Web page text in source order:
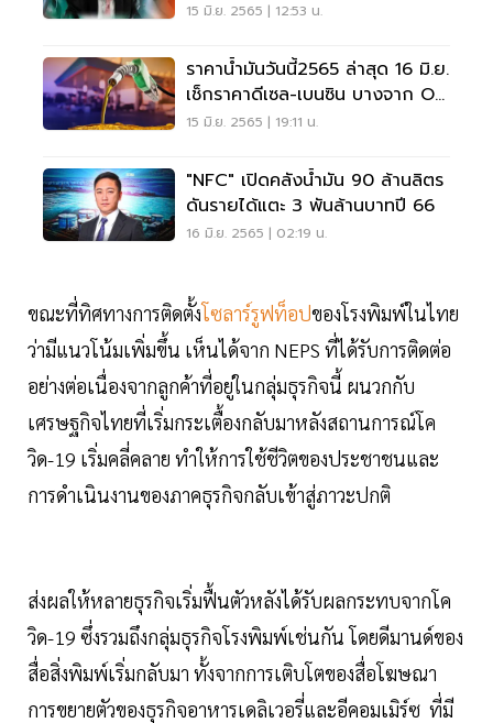
15 มิ.ย. 2565 | 12:53 น.
ราคาน้ำมันวันนี้2565 ล่าสุด 16 มิ.ย.
เช็กราคาดีเซล-เบนซิน บางจาก OR
ที่นี่
15 มิ.ย. 2565 | 19:11 น.
"NFC" เปิดคลังน้ำมัน 90 ล้านลิตร
ดันรายได้แตะ 3 พันล้านบาทปี 66
16 มิ.ย. 2565 | 02:19 น.
ขณะที่ทิศทางการติดตั้งโซลาร์รูฟท็อปของโรงพิมพ์ในไทย
ว่ามีแนวโน้มเพิ่มขึ้น เห็นได้จาก NEPS ที่ได้รับการติดต่อ
อย่างต่อเนื่องจากลูกค้าที่อยู่ในกลุ่มธุรกิจนี้ ผนวกกับ
เศรษฐกิจไทยที่เริ่มกระเตื้องกลับมาหลังสถานการณ์โค
วิด-19 เริ่มคลี่คลาย ทำให้การใช้ชีวิตของประชาชนและ
การดำเนินงานของภาคธุรกิจกลับเข้าสู่ภาวะปกติ
ส่งผลให้หลายธุรกิจเริ่มฟื้นตัวหลังได้รับผลกระทบจากโค
วิด-19 ซึ่งรวมถึงกลุ่มธุรกิจโรงพิมพ์เช่นกัน โดยดีมานด์ของ
สื่อสิ่งพิมพ์เริ่มกลับมา ทั้งจากการเติบโตของสื่อโฆษณา
การขยายตัวของธุรกิจอาหารเดลิเวอรี่และอีคอมเมิร์ซ ที่มี